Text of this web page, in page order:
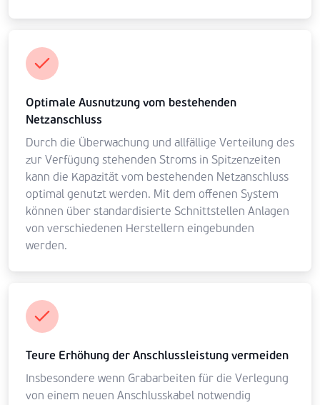
Optimale Ausnutzung vom bestehenden
Netzanschluss
Durch die Überwachung und allfällige Verteilung des
zur Verfügung stehenden Stroms in Spitzenzeiten
kann die Kapazität vom bestehenden Netzanschluss
optimal genutzt werden. Mit dem offenen System
können über standardisierte Schnittstellen Anlagen
von verschiedenen Herstellern eingebunden
werden.
Teure Erhöhung der Anschlussleistung vermeiden
Insbesondere wenn Grabarbeiten für die Verlegung
von einem neuen Anschlusskabel notwendig